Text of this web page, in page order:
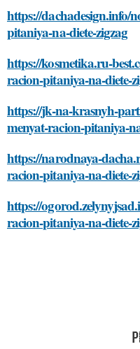
https://dachadesign.info/
pitaniya-na-diete-zigzag
https://kosmetika.ru-
racion-pitaniya-na-diete-
https://jk-na-krasnyh-
menyat-racion-pitaniya-
https://narodnaya-
racion-pitaniya-na-diete-
https://
racion-pitaniya-na-diete-